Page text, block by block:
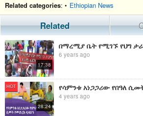
Related categories: • Ethiopian News
Related
17:38
6 years ago
HOT
28:24
4 years ago